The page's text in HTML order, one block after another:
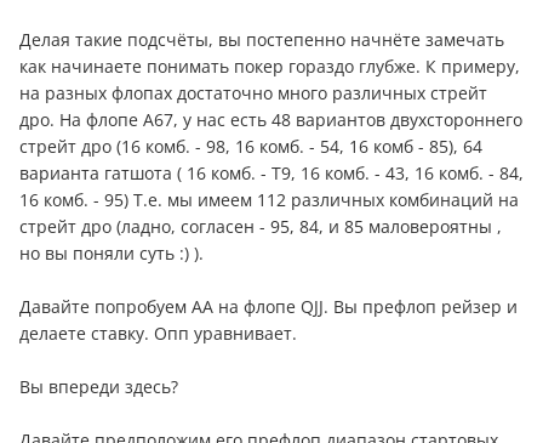
Делая такие подсчёты, вы постепенно начнёте замечать
как начинаете понимать покер гораздо глубже. К примеру,
на разных флопах достаточно много различных стрейт
дро. На флопе А67, у нас есть 48 вариантов двухстороннего
стрейт дро (16 комб. - 98, 16 комб. - 54, 16 комб - 85), 64
варианта гатшота ( 16 комб. - T9, 16 комб. - 43, 16 комб. - 84,
16 комб. - 95) Т.е. мы имеем 112 различных комбинаций на
стрейт дро (ладно, согласен - 95, 84, и 85 маловероятны ,
но вы поняли суть :) ).
Давайте попробуем АА на флопе QJJ. Вы префлоп рейзер и
делаете ставку. Опп уравнивает.
Вы впереди здесь?